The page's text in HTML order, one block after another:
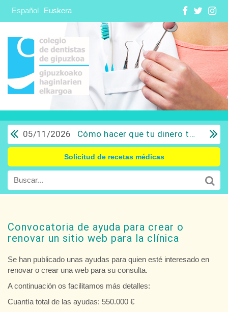
Español Euskera
05/11/2026 Cómo hacer que tu dinero trabaje para ti: Del ahorro a la inversión con sentido común.
Solicitud de recetas médicas
Convocatoria de ayuda para crear o
renovar un sitio web para la clínica
Se han publicado unas ayudas para quien esté interesado en
renovar o crear una web para su consulta.
A continuación os facilitamos más detalles:
Cuantía total de las ayudas: 550.000 €